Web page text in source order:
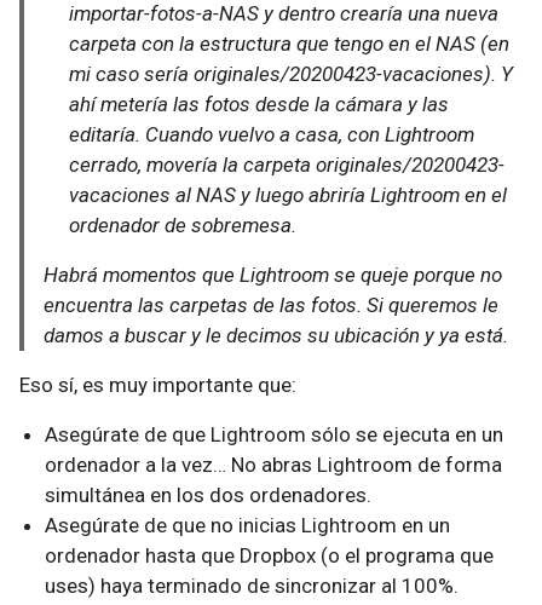
importar-fotos-a-NAS y dentro crearía una nueva
carpeta con la estructura que tengo en el NAS (en
mi caso seríaoriginales/20200423-vacaciones). Y
ahí metería las fotos desde la cámara y las
editaría. Cuando vuelvo a casa, con Lightroom
cerrado, movería la carpetaoriginales/20200423-
vacaciones al NAS y luego abriría Lightroom en el
ordenador de sobremesa.
Habrá momentos que Lightroom se queje porque no
encuentra las carpetas de las fotos. Si queremos le
damos a buscar y le decimos su ubicación y ya está.
Eso sí, es muy importante que:
Asegúrate de que Lightroom sólo se ejecuta en un
ordenador a la vez… No abras Lightroom de forma
simultánea en los dos ordenadores.
Asegúrate de que no inicias Lightroom en un
ordenador hasta que Dropbox (o el programa que
uses) haya terminado de sincronizar al 100%.